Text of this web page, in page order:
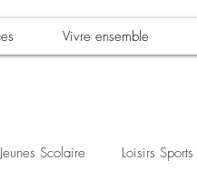
Vivre ensemble
Jeunes Scolaire Loisirs Sports